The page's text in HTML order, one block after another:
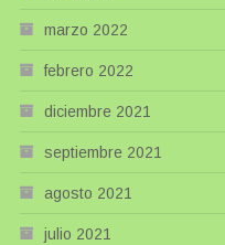
marzo 2022
febrero 2022
diciembre 2021
septiembre 2021
agosto 2021
julio 2021